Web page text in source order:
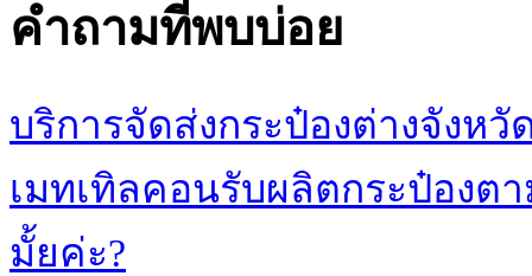
คำถามที่พบบ่อย
บริการจัดส่งกระป๋องต่างจังห
เมทเทิลคอนรับผลิตกระป๋องต
มั้ยค่ะ?